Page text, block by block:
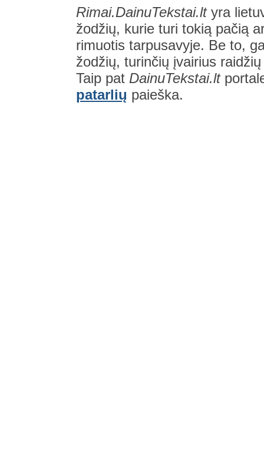
Rimai.DainuTekstai.ltyra
žodžių, kurie turi tokią pačią
rimuotis tarpusavyje. Be to,
žodžių, turinčių įvairius
Taip pat DainuTekstai.lt
patarlių paieška.